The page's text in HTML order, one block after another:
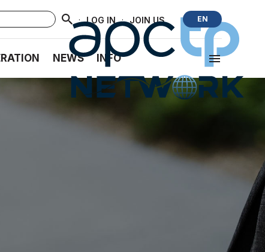
· LOG IN · JOIN US EN
NEWS INFO